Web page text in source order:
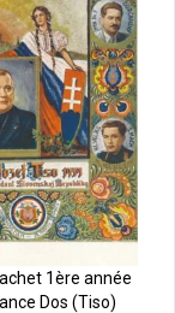
1ère année
Dos (Tiso)